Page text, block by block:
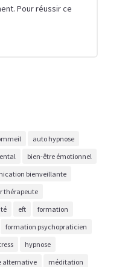
Pour réussir ce
auto hypnose
bien-être émotionnel
bienveillante
thérapeute
eft
formation
formation psychopraticien
hypnose
alternative
méditation